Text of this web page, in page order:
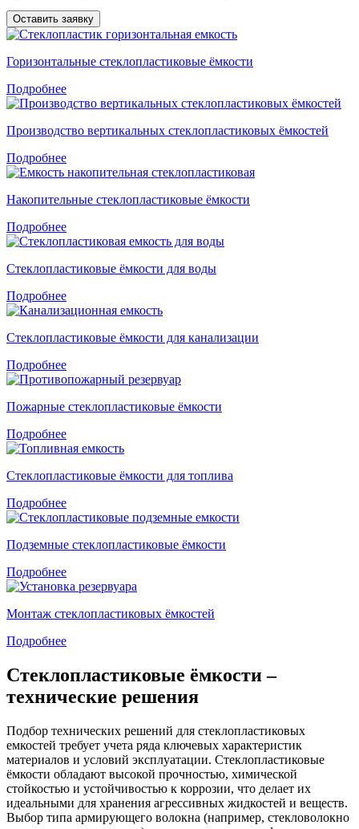
Оставить заявку
Горизонтальные стеклопластиковые ёмкости
Подробнее
Производство вертикальных стеклопластиковых ёмкостей
Подробнее
Накопительные стеклопластиковые ёмкости
Подробнее
Стеклопластиковые ёмкости для воды
Подробнее
Стеклопластиковые ёмкости для канализации
Подробнее
Пожарные стеклопластиковые ёмкости
Подробнее
Стеклопластиковые ёмкости для топлива
Подробнее
Подземные стеклопластиковые ёмкости
Подробнее
Монтаж стеклопластиковых ёмкостей
Подробнее
Стеклопластиковые ёмкости –
технические решения
Подбор технических решений для стеклопластиковых
емкостей требует учета ряда ключевых характеристик
материалов и условий эксплуатации. Стеклопластиковые
ёмкости обладают высокой прочностью, химической
стойкостью и устойчивостью к коррозии, что делает их
идеальными для хранения агрессивных жидкостей и веществ.
Выбор типа армирующего волокна (например, стекловолокно